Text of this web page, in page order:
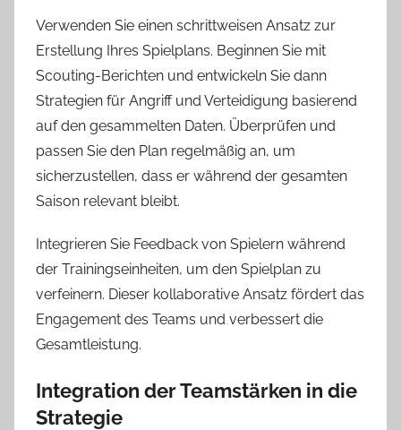
Verwenden Sie einen schrittweisen Ansatz zur
Erstellung Ihres Spielplans. Beginnen Sie mit
Scouting-Berichten und entwickeln Sie dann
Strategien für Angriff und Verteidigung basierend
auf den gesammelten Daten. Überprüfen und
passen Sie den Plan regelmäßig an, um
sicherzustellen, dass er während der gesamten
Saison relevant bleibt.
Integrieren Sie Feedback von Spielern während
der Trainingseinheiten, um den Spielplan zu
verfeinern. Dieser kollaborative Ansatz fördert das
Engagement des Teams und verbessert die
Gesamtleistung.
Integration der Teamstärken in die
Strategie